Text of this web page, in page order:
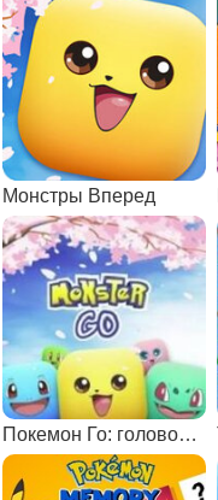
Монстры Вперед
Покемон Го: головоломки